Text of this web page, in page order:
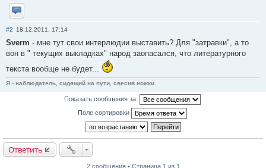
Отправить личное сообщение
#2 18.12.2011, 17:14
Sverm - мне тут свои интерлюдии выставить? Для "затравки", а то
вон в " текущих выкладках" народ заопасался, что литературного
текста вообще не будет...
Я - наблюдатель, сидящий на пути, свесив ножки
Показать сообщения за:
Поле сортировки
Ответить
2 сообщения • Страница 1 из 1